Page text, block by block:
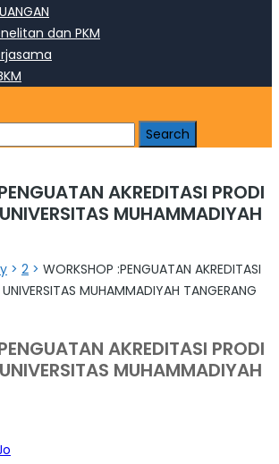
dan PKM
AKREDITASI PRODI
MUHAMMADIYAH
> 2 > WORKSHOP :PENGUATAN AKREDITASI
MUHAMMADIYAH TANGERANG
AKREDITASI PRODI
MUHAMMADIYAH